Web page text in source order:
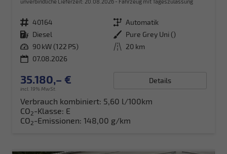
unverbindliche Lieferzeit: 20.08.2026 Fahrzeug mit Tageszulassung
Fahrzeugnr. 40164 Getriebe Automatik
Kraftstoff Diesel Außenfarbe Pure Grey Uni ()
Leistung 90 kW (122 PS) Kilometerstand 20 km
07.08.2026
35.180,– €
incl. 19% MwSt.
Details
Verbrauch kombiniert: 5,60 l/100km
CO2-Klasse: E
CO2-Emissionen: 148,00 g/km